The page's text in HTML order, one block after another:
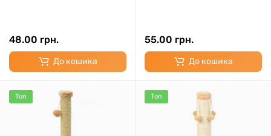
48.00 грн.
До кошика
55.00 грн.
До кошика
Топ Топ